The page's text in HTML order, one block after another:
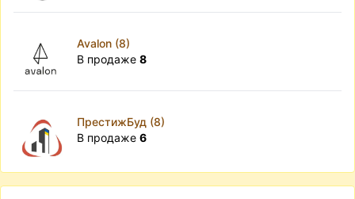
Avalon (8)
В продаже 8
ПрестижБуд (8)
В продаже 6